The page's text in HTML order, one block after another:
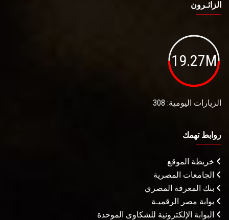
الزائـرون
19.27M
الزيارات اليومية: 308
روابط تهمك
خريطة الموقع
الجامعات المصرية
بنك المعرفة المصري
بوابة مصر الرقميـة
البوابة الإلكترونية للشكاوى الموحدة